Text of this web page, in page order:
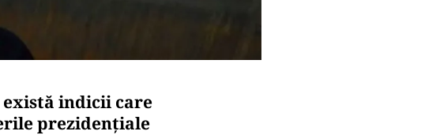
indicii care
prezidențiale